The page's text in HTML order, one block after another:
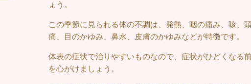
ょう。
この季節に見られる体の不調は、発熱、咽の痛み、咳、
痛、目のかゆみ、鼻水、皮膚のかゆみなどが特徴です。
体表の症状で治りやすいものなので、症状がひどくなる
を心がけましょう。